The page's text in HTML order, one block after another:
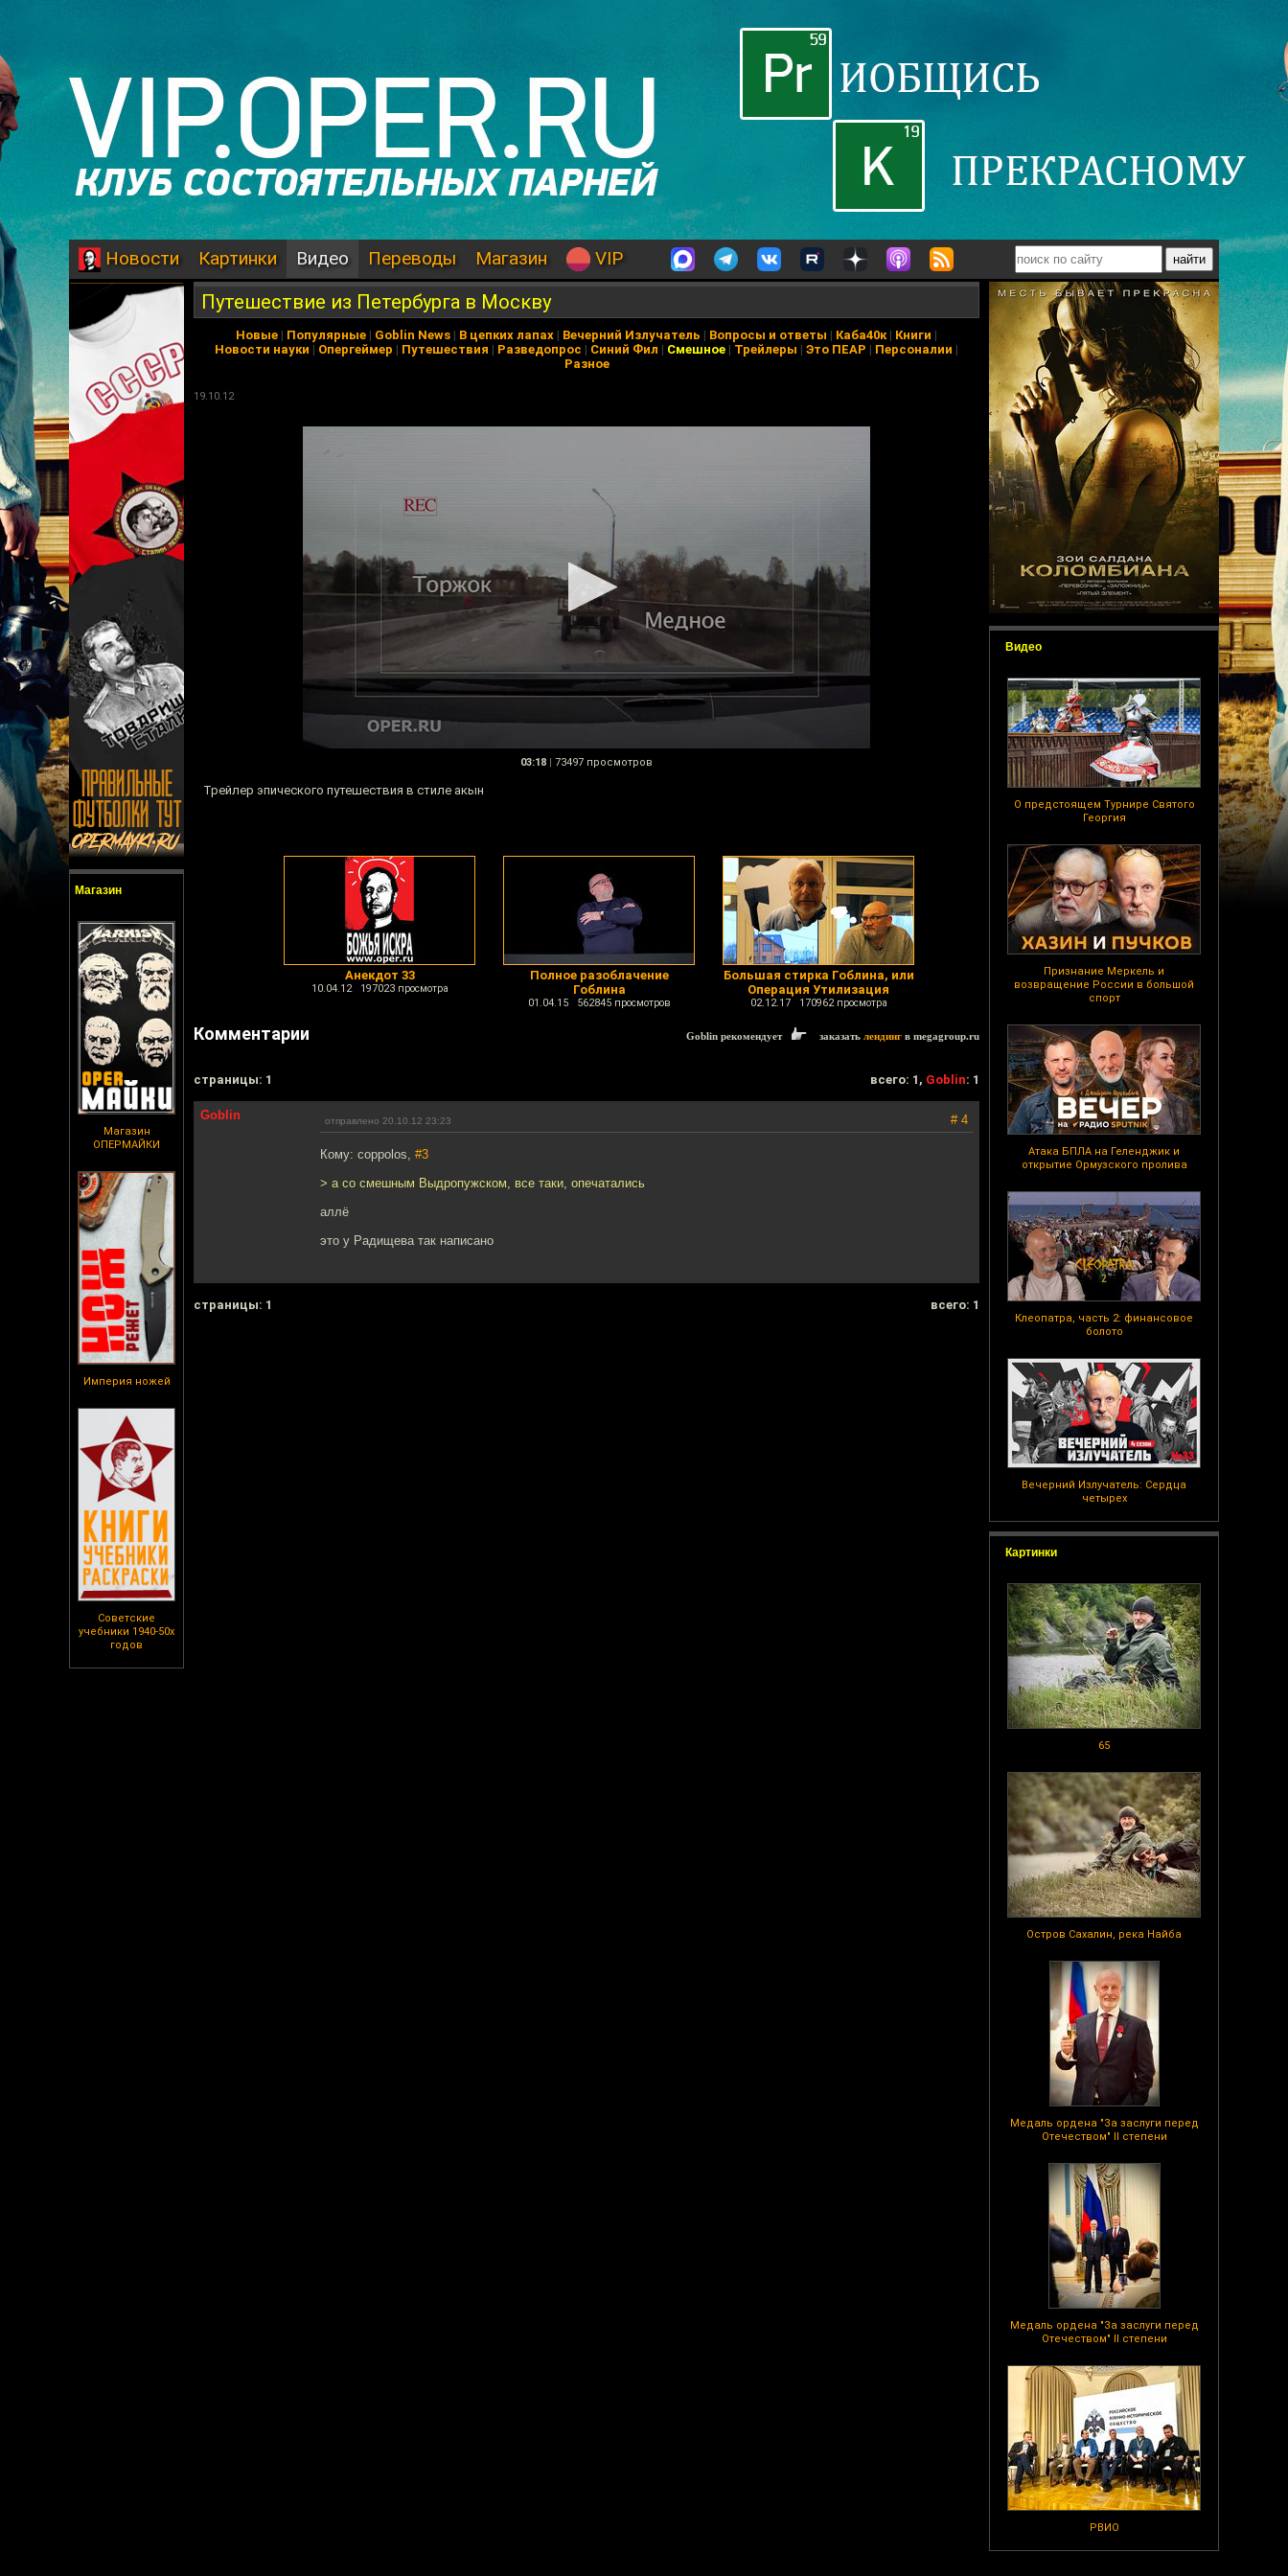
Новости Картинки Видео Переводы Магазин VIP
Магазин
Магазин
ОПЕРМАЙКИ
Империя ножей
Советские
учебники 1940-50х
годов
Видео
О предстоящем Турнире Святого
Георгия
Признание Меркель и
возвращение России в большой
спорт
Атака БПЛА на Геленджик и
открытие Ормузского пролива
Клеопатра, часть 2: финансовое
болото
Вечерний Излучатель: Сердца
четырех
Картинки
65
Остров Сахалин, река Найба
Медаль ордена "За заслуги перед
Отечеством" II степени
Медаль ордена "За заслуги перед
Отечеством" II степени
РВИО
Путешествие из Петербурга в Москву
Новые | Популярные | Goblin News | В цепких лапах | Вечерний Излучатель | Вопросы и ответы | Каба40к| Книги |
Новости науки | Опергеймер | Путешествия | Разведопрос | Синий Фил | Смешное | Трейлеры | Это ПЕАР | Персоналии |
Разное
19.10.12
03:18 | 73497 просмотров
Трейлер эпического путешествия в стиле акын
Анекдот 33
10.04.12 197023 просмотра
Полное разоблачение
Гоблина
01.04.15 562845 просмотров
Большая стирка Гоблина, или
Операция Утилизация
02.12.17 170962 просмотра
Комментарии Goblin рекомендует заказать лендинг в megagroup.ru
cтраницы: 1 всего: 1, Goblin: 1
Goblin отправлено 20.10.12 23:23 # 4
Кому: coppolos, #3
> а со смешным Выдропужском, все таки, опечатались
аллё
это у Радищева так написано
cтраницы: 1 всего: 1